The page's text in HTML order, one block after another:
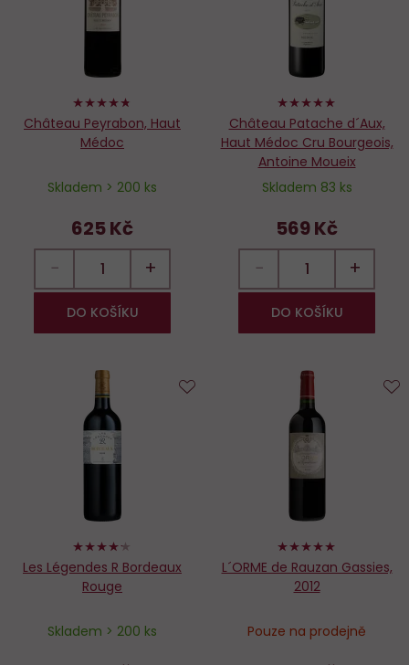
94%
Château Peyrabon, Haut
Médoc
Skladem > 200 ks
625 Kč
− +
DO KOŠÍKU
100%
Château Patache d´Aux,
Haut Médoc Cru Bourgeois,
Antoine Moueix
Skladem 83 ks
569 Kč
− +
DO KOŠÍKU
84%
Les Légendes R Bordeaux
Rouge
Skladem > 200 ks
100%
L´ORME de Rauzan Gassies,
2012
Pouze na prodejně